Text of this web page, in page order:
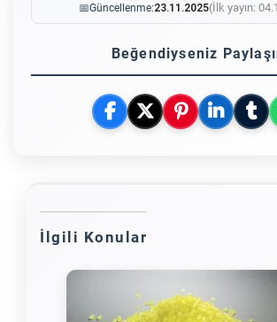
📅Güncellenme:23.11.2025(İlk yayın:
Beğendiyseniz
İlgili Konular